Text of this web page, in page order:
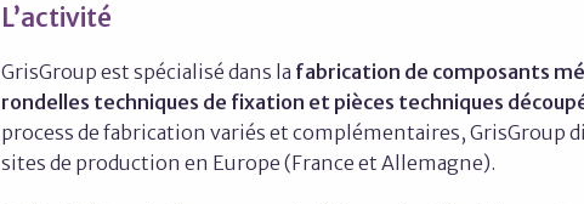
L’activité
GrisGroup est spécialisé dans la fabrication de composants
rondelles techniques de fixation et pièces techniques
process de fabrication variés et complémentaires, GrisGroup
sites de production en Europe (France et Allemagne).